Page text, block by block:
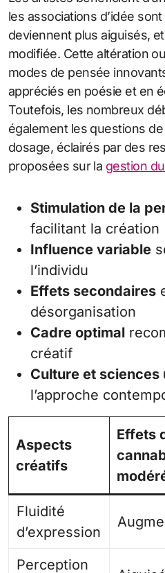
les associations d’idée
deviennent plus aiguisés,
modifiée. Cette altération
modes de pensée
appréciés en poésie et en
Toutefois, les nombreux
également les questions
dosage, éclairés par des
proposées sur la gestion
Stimulation de la
facilitant la création
Influence variable
l’individu
Effets secondaires
désorganisation
Cadre optimal
créatif
Culture et sciences
l’approche
Aspects
créatifs
Effets
Fluidité
d’expression
Perception